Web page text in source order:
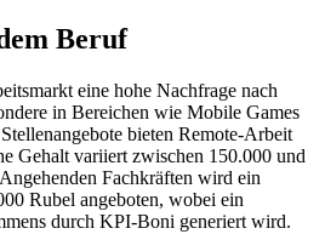
Beruf
eine hohe Nachfrage nach
in Bereichen wie Mobile Games
bieten Remote-Arbeit
Gehalt variiert zwischen 150.000 und
Fachkräften wird ein
Rubel angeboten, wobei ein
durch KPI-Boni generiert wird.